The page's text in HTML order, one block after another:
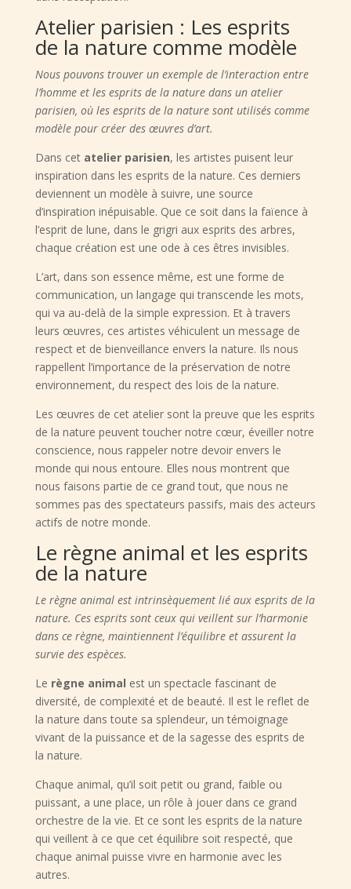
Atelier parisien : Les esprits
de la nature comme modèle
Nous pouvons trouver un exemple de l’interaction entre
l’homme et les esprits de la nature dans un atelier
parisien, où les esprits de la nature sont utilisés comme
modèle pour créer des œuvres d’art.
Dans cet atelier parisien, les artistes puisent leur
inspiration dans les esprits de la nature. Ces derniers
deviennent un modèle à suivre, une source
d’inspiration inépuisable. Que ce soit dans la faïence à
l’esprit de lune, dans le grigri aux esprits des arbres,
chaque création est une ode à ces êtres invisibles.
L’art, dans son essence même, est une forme de
communication, un langage qui transcende les mots,
qui va au-delà de la simple expression. Et à travers
leurs œuvres, ces artistes véhiculent un message de
respect et de bienveillance envers la nature. Ils nous
rappellent l’importance de la préservation de notre
environnement, du respect des lois de la nature.
Les œuvres de cet atelier sont la preuve que les esprits
de la nature peuvent toucher notre cœur, éveiller notre
conscience, nous rappeler notre devoir envers le
monde qui nous entoure. Elles nous montrent que
nous faisons partie de ce grand tout, que nous ne
sommes pas des spectateurs passifs, mais des acteurs
actifs de notre monde.
Le règne animal et les esprits
de la nature
Le règne animal est intrinsèquement lié aux esprits de la
nature. Ces esprits sont ceux qui veillent sur l’harmonie
dans ce règne, maintiennent l’équilibre et assurent la
survie des espèces.
Le règne animal est un spectacle fascinant de
diversité, de complexité et de beauté. Il est le reflet de
la nature dans toute sa splendeur, un témoignage
vivant de la puissance et de la sagesse des esprits de
la nature.
Chaque animal, qu’il soit petit ou grand, faible ou
puissant, a une place, un rôle à jouer dans ce grand
orchestre de la vie. Et ce sont les esprits de la nature
qui veillent à ce que cet équilibre soit respecté, que
chaque animal puisse vivre en harmonie avec les
autres.